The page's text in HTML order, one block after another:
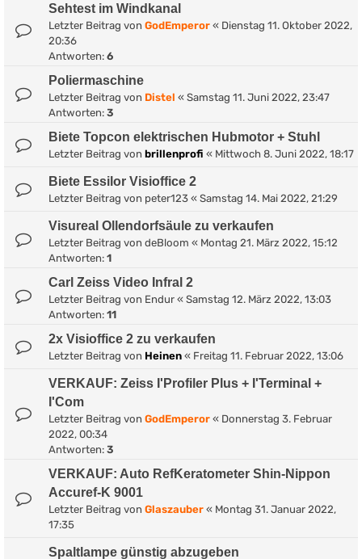
Sehtest im Windkanal
Letzter Beitrag von GodEmperor « Dienstag 11. Oktober 2022,
20:36
Antworten: 6
Poliermaschine
Letzter Beitrag von Distel « Samstag 11. Juni 2022, 23:47
Antworten: 3
Biete Topcon elektrischen Hubmotor + Stuhl
Letzter Beitrag von brillenprofi « Mittwoch 8. Juni 2022, 18:17
Biete Essilor Visioffice 2
Letzter Beitrag von peter123 « Samstag 14. Mai 2022, 21:29
Visureal Ollendorfsäule zu verkaufen
Letzter Beitrag von deBloom « Montag 21. März 2022, 15:12
Antworten: 1
Carl Zeiss Video Infral 2
Letzter Beitrag von Endur « Samstag 12. März 2022, 13:03
Antworten: 11
2x Visioffice 2 zu verkaufen
Letzter Beitrag von Heinen « Freitag 11. Februar 2022, 13:06
VERKAUF: Zeiss I'Profiler Plus + I'Terminal +
I'Com
Letzter Beitrag von GodEmperor « Donnerstag 3. Februar
2022, 00:34
Antworten: 3
VERKAUF: Auto RefKeratometer Shin-Nippon
Accuref-K 9001
Letzter Beitrag von Glaszauber « Montag 31. Januar 2022,
17:35
Spaltlampe günstig abzugeben